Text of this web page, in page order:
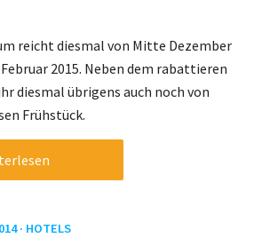
reicht diesmal von Mitte Dezember
2015. Neben dem rabattieren
diesmal übrigens auch noch von
Frühstück.
· HOTELS